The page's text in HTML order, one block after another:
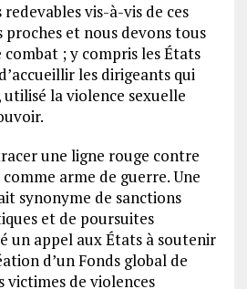
vis-à-vis de ces
et nous devons tous
; y compris les États
les dirigeants qui
la violence sexuelle
une ligne rouge contre
arme de guerre. Une
synonyme de sanctions
et de poursuites
un appel aux États à soutenir
d’un Fonds global de
de violences